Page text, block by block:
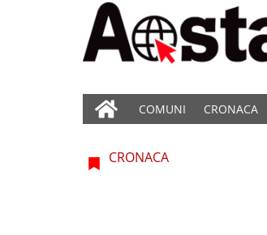
COMUNI CRONACA
CRONACA